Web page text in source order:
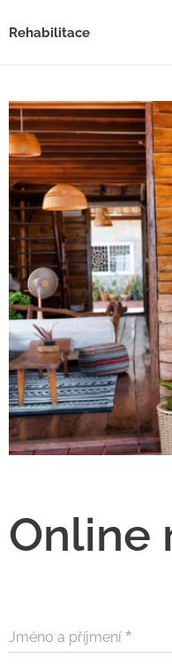
Rehabilitace
Online
Jméno a příjmení